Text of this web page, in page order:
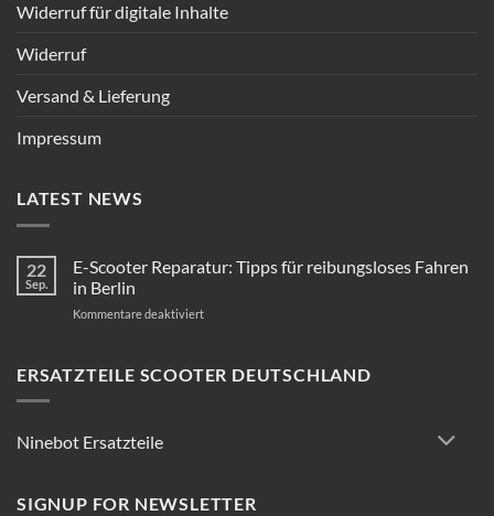
Widerruf für digitale Inhalte
Widerruf
Versand & Lieferung
Impressum
LATEST NEWS
22
Sep.
E-Scooter Reparatur: Tipps für reibungsloses Fahren
in Berlin
Kommentare deaktiviertfür
Reparatur:
ERSATZTEILE SCOOTER DEUTSCHLAND
Ninebot Ersatzteile
SIGNUP FOR NEWSLETTER